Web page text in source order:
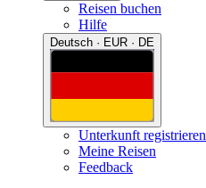
Reisen buchen
Hilfe
Deutsch · EUR · DE
Unterkunft registrieren
Meine Reisen
Feedback